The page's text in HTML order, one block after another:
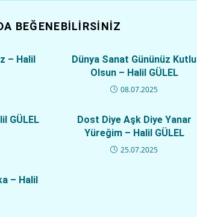
BEĞENEBILIRSINIZ
– Halil
Dünya Sanat Gününüz Kutlu
Olsun – Halil GÜLEL
08.07.2025
GÜLEL
Dost Diye Aşk Diye Yanar
Yüreğim – Halil GÜLEL
25.07.2025
– Halil